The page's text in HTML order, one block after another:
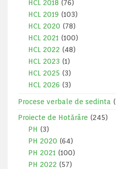
HCL 2018 (76)
HCL 2019 (103)
HCL 2020 (78)
HCL 2021 (100)
HCL 2022 (48)
HCL 2023 (1)
HCL 2025 (3)
HCL 2026 (3)
Procese verbale de sedinta
Proiecte de Hotărâre (245)
PH (3)
PH 2020 (64)
PH 2021 (100)
PH 2022 (57)